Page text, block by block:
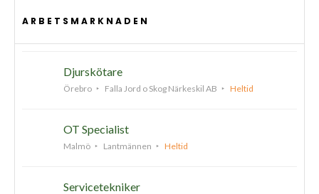
ARBETSMARKNADEN
Djurskötare
Örebro Falla Jord o Skog Närkeskil AB Heltid
OT Specialist
Malmö Lantmännen Heltid
Servicetekniker